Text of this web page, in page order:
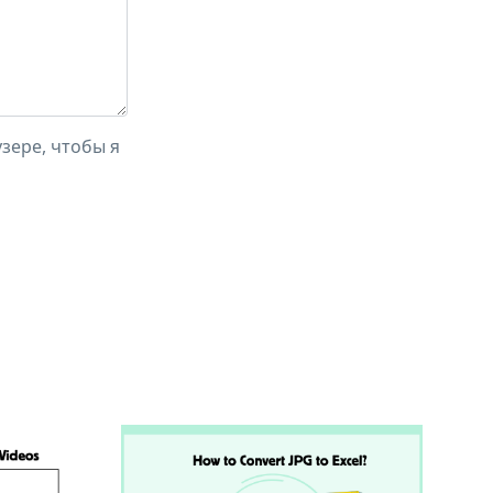
чтобы я